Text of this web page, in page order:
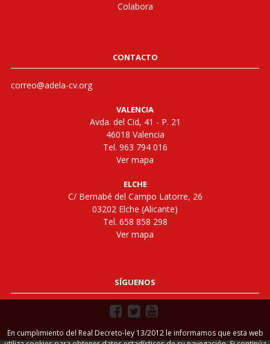
Colabora
CONTACTO
correo@adela-cv.org
VALENCIA
Avda. del Cid, 41 - P. 21
46018 Valencia
Tel. 963 794 016
Ver mapa
ELCHE
C/ Bernabé del Campo Latorre, 26
03202 Elche (Alicante)
Tel. 658 858 298
Ver mapa
SÍGUENOS
En cumplimiento del Real Decreto-ley 13/2012 le informamos que esta web